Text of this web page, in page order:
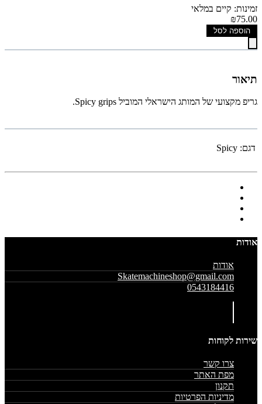
זמינות: קיים במלאי
₪75.00
הוספה לסל
תיאור
גריפ מקצועי של המותג הישראלי המוביל Spicy grips.
דגם: Spicy
אודות
אודות
Skatemachineshop@gmail.com
0543184416
שירות לקוחות
צרו קשר
מפת האתר
תקנון
מדיניות הפרטיות